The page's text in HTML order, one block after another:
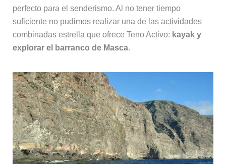
perfecto para el senderismo. Al no tener tiempo
suficiente no pudimos realizar una de las actividades
combinadas estrella que ofrece Teno Activo: kayak y
explorar el barranco de Masca.